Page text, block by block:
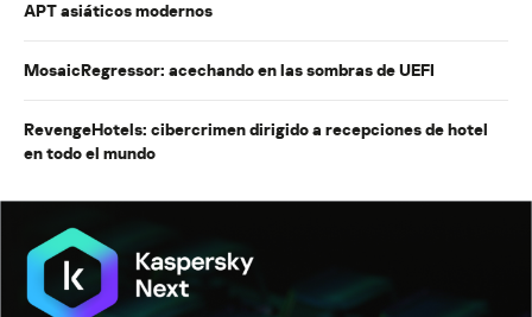
APT asiáticos modernos
MosaicRegressor: acechando en las sombras de UEFI
RevengeHotels: cibercrimen dirigido a recepciones de hotel
en todo el mundo